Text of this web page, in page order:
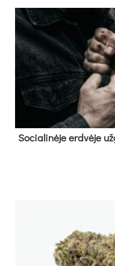
So­cia­li­nė­je erd­vė­je